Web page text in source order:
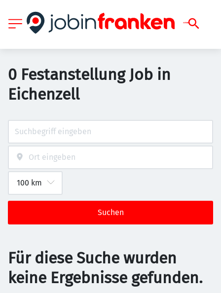
0 Festanstellung Job in
Eichenzell
Suchen
Für diese Suche wurden
keine Ergebnisse gefunden.